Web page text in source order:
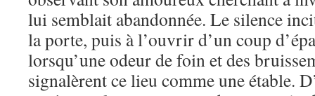
lui semblait abandonnée. Le silence
la porte, puis à l’ouvrir d’un coup
lorsqu’une odeur de foin et des
signalèrent ce lieu comme une étable.